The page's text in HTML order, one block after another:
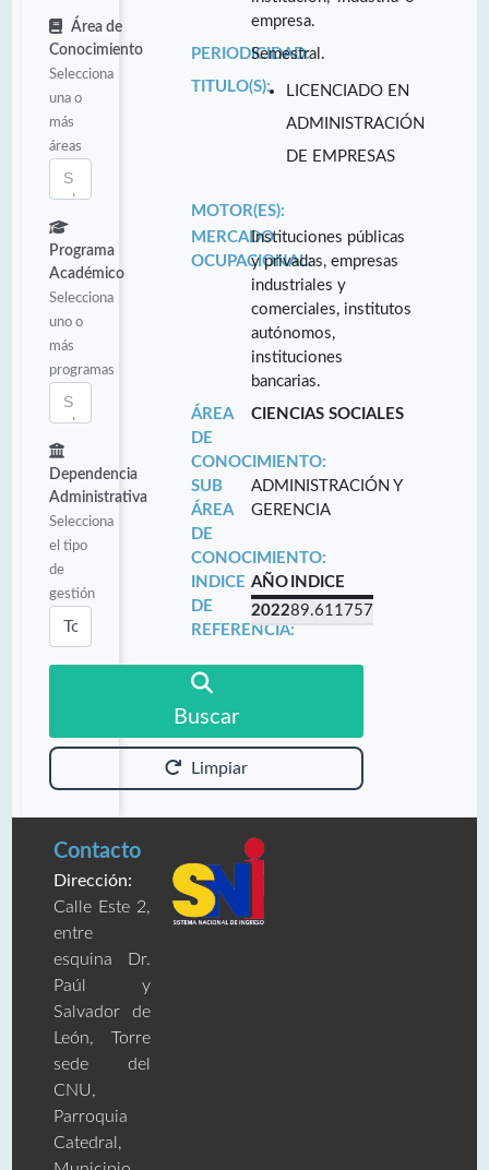
Área de
Conocimiento
Selecciona
una o
más
áreas
Programa
Académico
Selecciona
uno o
más
programas
Dependencia
Administrativa
Selecciona
el tipo
de
gestión
Buscar
Limpiar
empresa.
PERIODICIDAD:
Semestral.
TITULO(S):
LICENCIADO EN
ADMINISTRACIÓN
DE EMPRESAS
MOTOR(ES):
MERCADO
OCUPACIONAL:
Instituciones públicas
y privadas, empresas
industriales y
comerciales, institutos
autónomos,
instituciones
bancarias.
ÁREA
DE
CONOCIMIENTO:
CIENCIAS SOCIALES
SUB
ÁREA
DE
CONOCIMIENTO:
ADMINISTRACIÓN Y
GERENCIA
INDICE
DE
REFERENCIA:
AÑO INDICE
202289.611757
Contacto
Dirección:
Calle Este 2,
entre
esquina Dr.
Paúl y
Salvador de
León, Torre
sede del
CNU,
Parroquia
Catedral,